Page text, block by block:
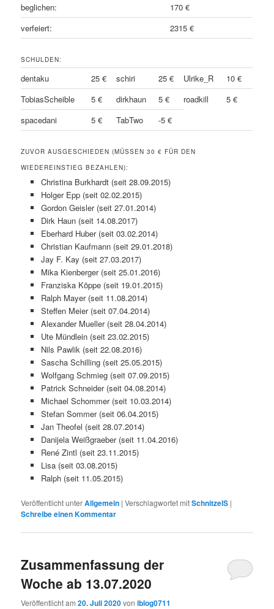
beglichen:
170 €
verfeiert:
2315 €
SCHULDEN:
dentaku 25 € schiri 25 € Ulrike_R
10 €
TobiasScheible
5 € dirkhaun 5 € roadkill
5 €
spacedani
5 € TabTwo -5 €
ZUVOR AUSGESCHIEDEN (MÜSSEN 30 € FÜR DEN
WIEDEREINSTIEG BEZAHLEN):
Christina Burkhardt (seit 28.09.2015)
Holger Epp (seit 02.02.2015)
Gordon Geisler (seit 27.01.2014)
Dirk Haun (seit 14.08.2017)
Eberhard Huber (seit 03.02.2014)
Christian Kaufmann (seit 29.01.2018)
Jay F. Kay (seit 27.03.2017)
Mika Kienberger (seit 25.01.2016)
Franziska Köppe (seit 19.01.2015)
Ralph Mayer (seit 11.08.2014)
Steffen Meier (seit 07.04.2014)
Alexander Mueller (seit 28.04.2014)
Ute Mündlein (seit 23.02.2015)
Nils Pawlik (seit 22.08.2016)
Sascha Schilling (seit 25.05.2015)
Wolfgang Schmieg (seit 07.09.2015)
Patrick Schneider (seit 04.08.2014)
Michael Schommer (seit 10.03.2014)
Stefan Sommer (seit 06.04.2015)
Jan Theofel (seit 28.07.2014)
Danijela Weißgraeber (seit 11.04.2016)
René Zintl (seit 23.11.2015)
Lisa (seit 03.08.2015)
Ralph (seit 11.05.2015)
Veröffentlicht unterAllgemein |Verschlagwortet mitSchnitzelS |
Schreibe einen Kommentar
Zusammenfassung der
Woche ab 13.07.2020
Veröffentlicht am20. Juli 2020voniblog0711